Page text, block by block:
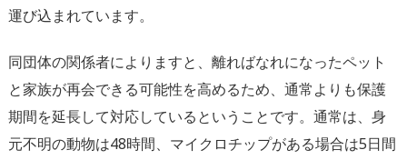
運び込まれています。
同団体の関係者によりますと、離ればなれになったペット
と家族が再会できる可能性を高めるため、通常よりも保護
期間を延長して対応しているということです。通常は、身
元不明の動物は48時間、マイクロチップがある場合は5日間